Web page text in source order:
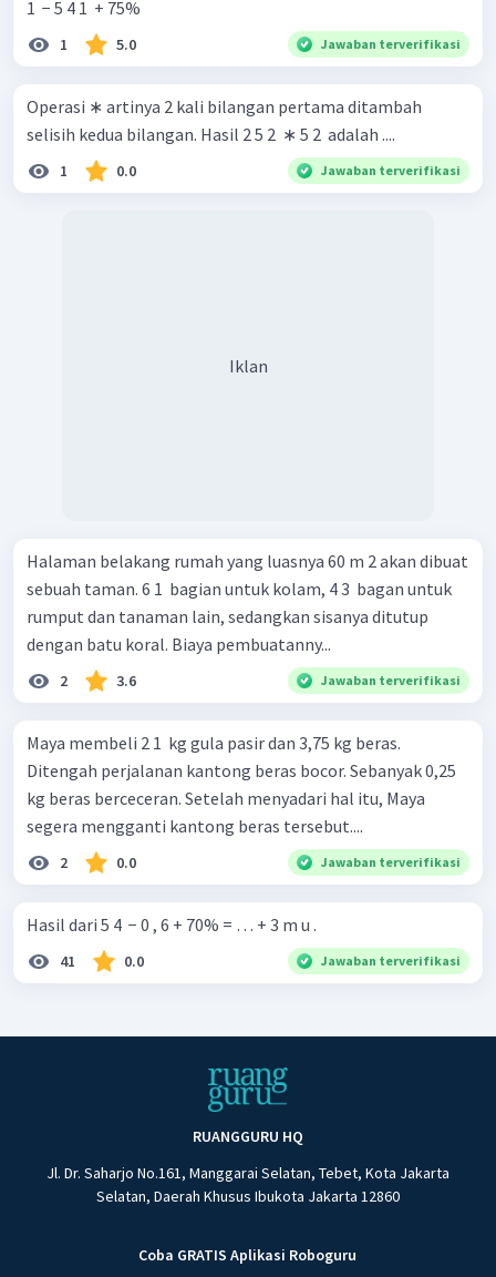
1 ​ − 5 4 1 ​ + 75%
1 5.0 Jawaban terverifikasi
Operasi ∗ artinya 2 kali bilangan pertama ditambah
selisih kedua bilangan. Hasil 2 5 2 ​ ∗ 5 2 ​ adalah ....
1 0.0 Jawaban terverifikasi
Iklan
Halaman belakang rumah yang luasnya 60 m 2 akan dibuat
sebuah taman. 6 1 ​ bagian untuk kolam, 4 3 ​ bagan untuk
rumput dan tanaman lain, sedangkan sisanya ditutup
dengan batu koral. Biaya pembuatanny...
2 3.6 Jawaban terverifikasi
Maya membeli 2 1 ​ kg gula pasir dan 3,75 kg beras.
Ditengah perjalanan kantong beras bocor. Sebanyak 0,25
kg beras berceceran. Setelah menyadari hal itu, Maya
segera mengganti kantong beras tersebut....
2 0.0 Jawaban terverifikasi
Hasil dari 5 4 ​ − 0 , 6 + 70% = … + 3 m u .
41 0.0 Jawaban terverifikasi
RUANGGURU HQ
Jl. Dr. Saharjo No.161, Manggarai Selatan, Tebet, Kota Jakarta
Selatan, Daerah Khusus Ibukota Jakarta 12860
Coba GRATIS Aplikasi Roboguru